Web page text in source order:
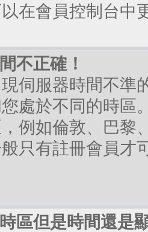
在會員控制台中
不正確！
伺服器時間不準
處於不同的時區
例如倫敦、巴黎
只有註冊會員才
區但是時間還是